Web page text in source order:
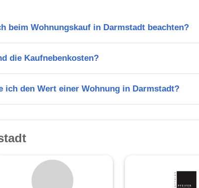
beim Wohnungskauf in Darmstadt beachten?
die Kaufnebenkosten?
ich den Wert einer Wohnung in Darmstadt?